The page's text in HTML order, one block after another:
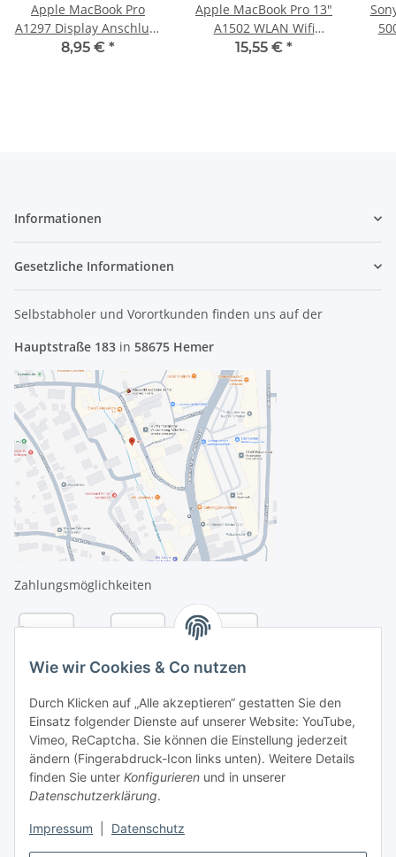
Wie wir Cookies & Co nutzen
Durch Klicken auf „Alle akzeptieren“ gestatten Sie den
Einsatz folgender Dienste auf unserer Website: YouTube,
Vimeo, ReCaptcha. Sie können die Einstellung jederzeit
ändern (Fingerabdruck-Icon links unten). Weitere Details
finden Sie unter Konfigurieren und in unserer
Datenschutzerklärung.
Impressum Datenschutz
Apple MacBook Pro
A1297 Display Anschluss
Connector (Mainboard)
8,95 € *
Apple MacBook Pro 13"
A1502 WLAN Wifi
Antenne Bezel +
15,55 € *
500GB
Informationen
Gesetzliche Informationen
Selbstabholer und Vorortkunden finden uns auf der
Hauptstraße 183 in 58675 Hemer
Zahlungsmöglichkeiten